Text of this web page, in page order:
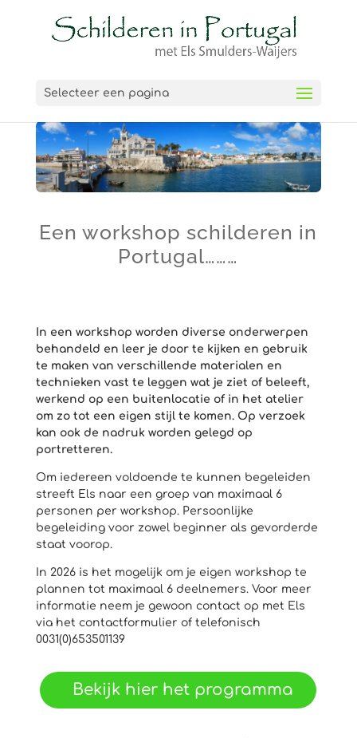
Selecteer een pagina
Een workshop schilderen in
Portugal………
In een workshop worden diverse onderwerpen
behandeld en leer je door te kijken en gebruik
te maken van verschillende materialen en
technieken vast te leggen wat je ziet of beleeft,
werkend op een buitenlocatie of in het atelier
om zo tot een eigen stijl te komen. Op verzoek
kan ook de nadruk worden gelegd op
portretteren.
Om iedereen voldoende te kunnen begeleiden
streeft Els naar een groep van maximaal 6
personen per workshop. Persoonlijke
begeleiding voor zowel beginner als gevorderde
staat voorop.
In 2026 is het mogelijk om je eigen workshop te
plannen tot maximaal 6 deelnemers. Voor meer
informatie neem je gewoon contact op met Els
via het contactformulier of telefonisch
0031(0)653501139
Bekijk hier het programma